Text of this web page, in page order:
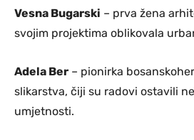
Vesna Bugarski – prva žena
svojim projektima oblikovala
Adela Ber – pionirka
slikarstva, čiji su radovi ostavili
umjetnosti.